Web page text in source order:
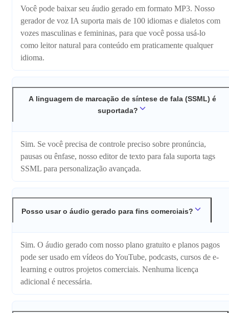
Você pode baixar seu áudio gerado em formato MP3. Nosso
gerador de voz IA suporta mais de 100 idiomas e dialetos com
vozes masculinas e femininas, para que você possa usá-lo
como leitor natural para conteúdo em praticamente qualquer
idioma.
A linguagem de marcação de síntese de fala (SSML) é
suportada?
Sim. Se você precisa de controle preciso sobre pronúncia,
pausas ou ênfase, nosso editor de texto para fala suporta tags
SSML para personalização avançada.
Posso usar o áudio gerado para fins comerciais?
Sim. O áudio gerado com nosso plano gratuito e planos pagos
pode ser usado em vídeos do YouTube, podcasts, cursos de e-
learning e outros projetos comerciais. Nenhuma licença
adicional é necessária.